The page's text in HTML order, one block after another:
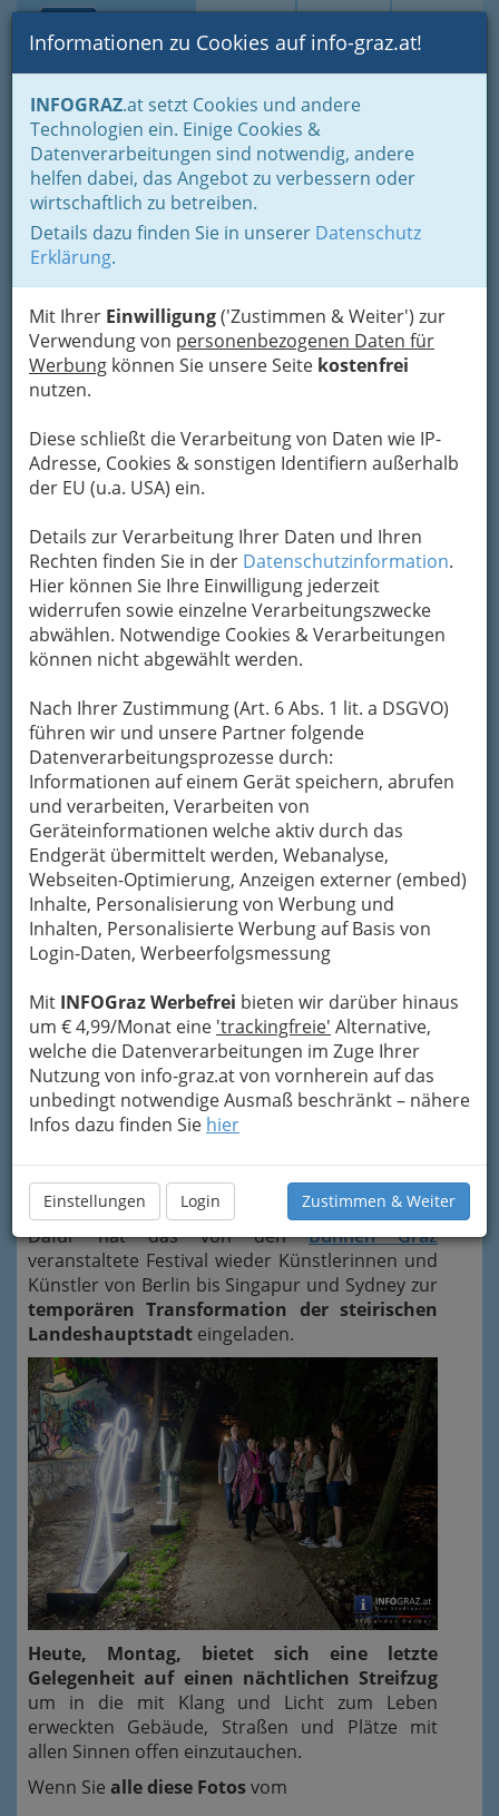
Suche Login Toggle
Informationen zu Cookies auf info-graz.at!
INFOGRAZ.at setzt Cookies und andere
Technologien ein. Einige Cookies &
Datenverarbeitungen sind notwendig, andere
helfen dabei, das Angebot zu verbessern oder
wirtschaftlich zu betreiben.
Details dazu finden Sie in unserer Datenschutz
Erklärung.
Mit Ihrer Einwilligung('Zustimmen & Weiter') zur
Verwendung von personenbezogenen Daten für
Werbung können Sie unsere Seite kostenfrei
nutzen.
Diese schließt die Verarbeitung von Daten wie IP-
Adresse, Cookies & sonstigen Identifiern außerhalb
der EU (u.a. USA) ein.
Details zur Verarbeitung Ihrer Daten und Ihren
Rechten finden Sie in der Datenschutzinformation.
Hier können Sie Ihre Einwilligung jederzeit
widerrufen sowie einzelne Verarbeitungszwecke
abwählen. Notwendige Cookies & Verarbeitungen
können nicht abgewählt werden.
Nach Ihrer Zustimmung (Art. 6 Abs. 1 lit. a DSGVO)
führen wir und unsere Partner folgende
Datenverarbeitungsprozesse durch:
Informationen auf einem Gerät speichern, abrufen
und verarbeiten, Verarbeiten von
Geräteinformationen welche aktiv durch das
Endgerät übermittelt werden, Webanalyse,
Webseiten-Optimierung, Anzeigen externer (embed)
Inhalte, Personalisierung von Werbung und
Inhalten, Personalisierte Werbung auf Basis von
Login-Daten, Werbeerfolgsmessung
Mit INFOGraz Werbefrei bieten wir darüber hinaus
um € 4,99/Monat eine 'trackingfreie' Alternative,
welche die Datenverarbeitungen im Zuge Ihrer
Nutzung von info-graz.at von vornherein auf das
unbedingt notwendige Ausmaß beschränkt – nähere
Infos dazu finden Sie hier
Einstellungen Login Zustimmen & Weiter
Home Fotos Festivals und Veranstaltungsreihen
Klanglicht 2018 -
Lichtkunstfestival in der
Grazer Innenstadt
Lichtkunstfestival Klanglicht 2018 in der Grazer Innenstadt -
001
Vergrößern
Previous Next
Magisches Spektakel Klanglicht
2018
Grazer Innenstadt
DasLichtkunstfestival "Klanglicht"verzaubert
heuer in seiner vierten Ausgabe gleich an drei
Abenden die Grazer Innenstadt - und mit ihr die
Menschen, die sich abermals staunend in
Massen dem magischen Spektakel hingeben.
Dafür hat das von denBühnen Graz
veranstaltete Festival wieder Künstlerinnen und
Künstler von Berlin bis Singapur und Sydney zur
temporären Transformation der steirischen
Landeshauptstadt eingeladen.
Heute, Montag, bietet sich eine letzte
Gelegenheit auf einen nächtlichen Streifzug
um in die mit Klang und Licht zum Leben
erweckten Gebäude, Straßen und Plätze mit
allen Sinnen offen einzutauchen.
Wenn Sie alle diese Fotosvom